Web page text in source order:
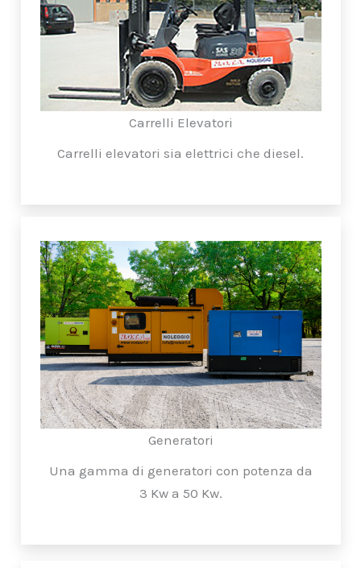
Carrelli Elevatori
Carrelli elevatori sia elettrici che diesel.
Generatori
Una gamma di generatori con potenza da
3 Kw a 50 Kw.